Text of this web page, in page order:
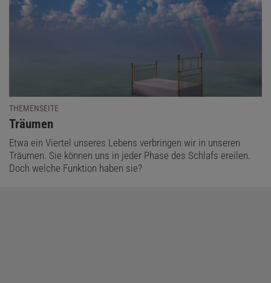
THEMENSEITE
:
Träumen
Etwa ein Viertel unseres Lebens verbringen wir in unseren
Träumen. Sie können uns in jeder Phase des Schlafs ereilen.
Doch welche Funktion haben sie?